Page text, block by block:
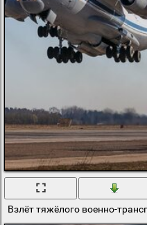
Взлёт тяжёлого военно-